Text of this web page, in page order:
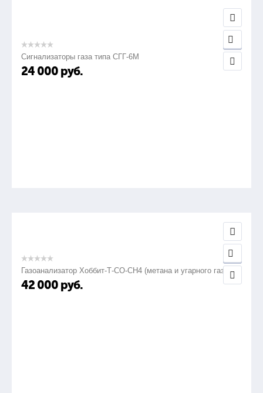
Сигнализаторы газа типа СГГ-6М
24 000 руб.
Газоанализатор Хоббит-Т-СО-СН4 (метана и угарного газа)
42 000 руб.